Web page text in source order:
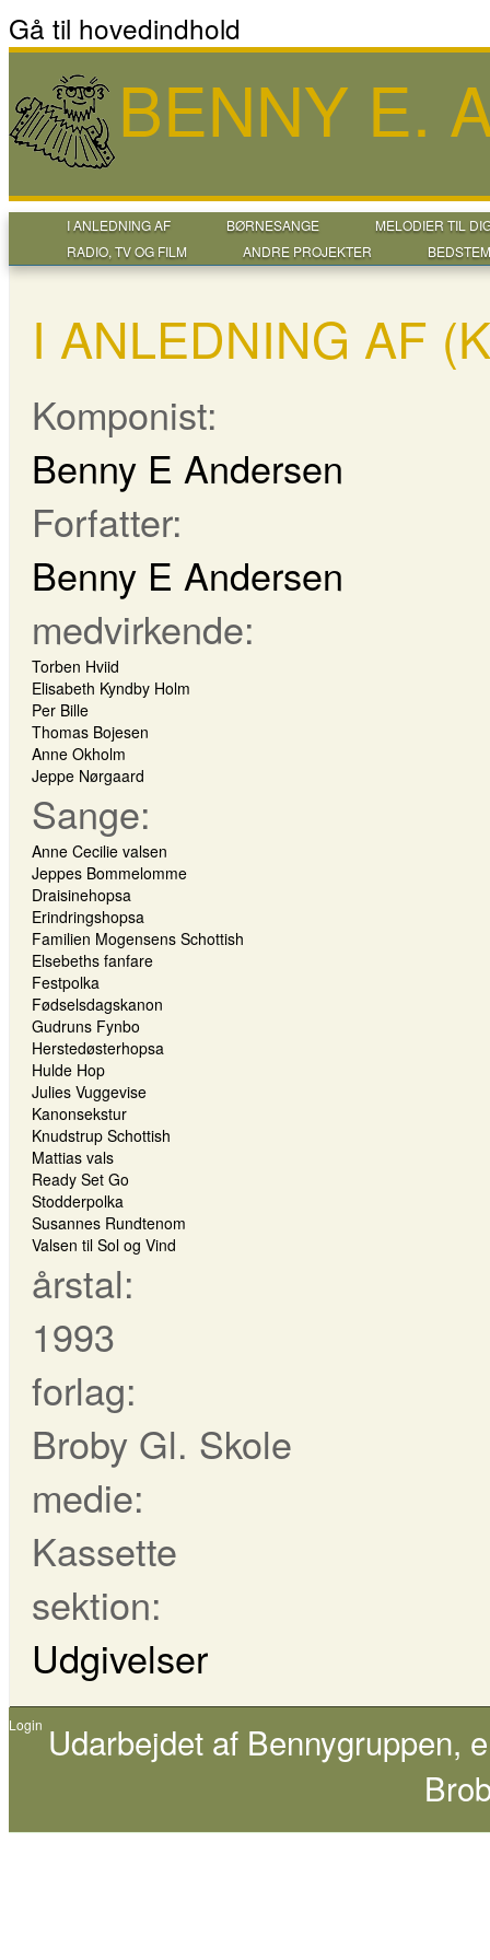
Gå til hovedindhold
BENNY E.
I ANLEDNING AF BØRNESANGE
MELODIER TIL
RADIO, TV OG FILM
ANDRE PROJEKTER
I ANLEDNING AF
Komponist:
Benny E Andersen
Forfatter:
Benny E Andersen
medvirkende:
Torben Hviid
Elisabeth Kyndby Holm
Per Bille
Thomas Bojesen
Anne Okholm
Jeppe Nørgaard
Sange:
Anne Cecilie valsen
Jeppes Bommelomme
Draisinehopsa
Erindringshopsa
Familien Mogensens Schottish
Elsebeths fanfare
Festpolka
Fødselsdagskanon
Gudruns Fynbo
Herstedøsterhopsa
Hulde Hop
Julies Vuggevise
Kanonsekstur
Knudstrup Schottish
Mattias vals
Ready Set Go
Stodderpolka
Susannes Rundtenom
Valsen til Sol og Vind
årstal:
1993
forlag:
Broby Gl. Skole
medie:
Kassette
sektion:
Udgivelser
Login Udarbejdet af Bennygruppen,